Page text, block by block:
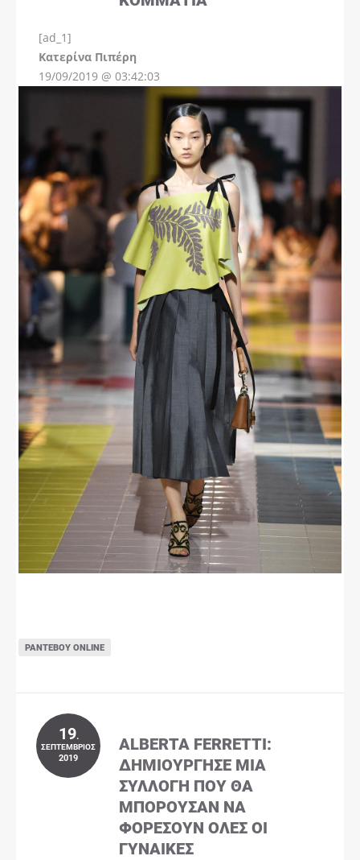
[ad_1]
Kατερίνα Πιπέρη
19/09/2019 @ 03:42:03
ΡΑΝΤΕΒΟΎ ONLINE
19.
ΣΕΠΤΈΜΒΡΙΟΣ
2019
ALBERTA FERRETTI:
ΔΗΜΙΟΎΡΓΗΣΕ ΜΊΑ
ΣΥΛΛΟΓΉ ΠΟΥ ΘΑ
ΜΠΟΡΟΎΣΑΝ ΝΑ
ΦΟΡΈΣΟΥΝ ΌΛΕΣ ΟΙ
ΓΥΝΑΊΚΕΣ